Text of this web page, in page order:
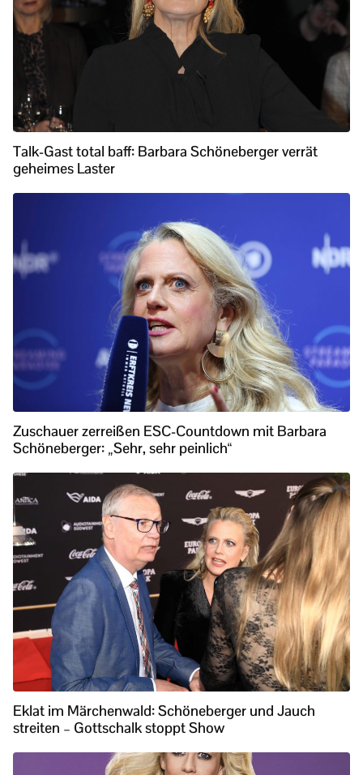
Talk-Gast total baff: Barbara Schöneberger verrät
geheimes Laster
Zuschauer zerreißen ESC-Countdown mit Barbara
Schöneberger: „Sehr, sehr peinlich“
Eklat im Märchenwald: Schöneberger und Jauch
streiten – Gottschalk stoppt Show